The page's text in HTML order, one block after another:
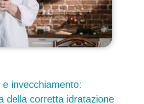
invecchiamento:
della corretta idratazione